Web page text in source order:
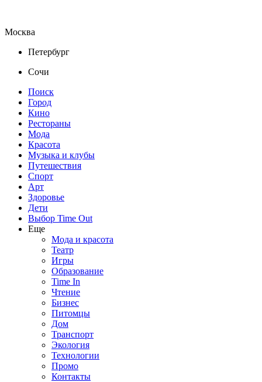
Москва
Петербург
Сочи
Поиск
Город
Кино
Рестораны
Мода
Красота
Музыка и клубы
Путешествия
Спорт
Арт
Здоровье
Дети
Выбор Time Out
Еще
Мода и красота
Театр
Игры
Образование
Time In
Чтение
Бизнес
Питомцы
Дом
Транспорт
Экология
Технологии
Промо
Контакты